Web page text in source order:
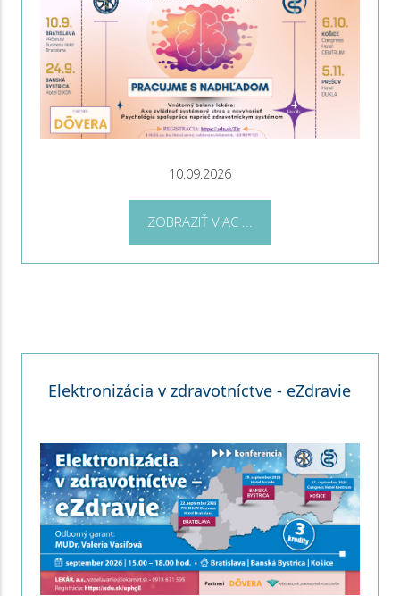
10.09.2026
ZOBRAZIŤ VIAC ...
Elektronizácia v zdravotníctve - eZdravie